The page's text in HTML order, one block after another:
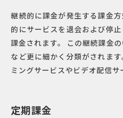
継続的に課金が発生する課金
的にサービスを退会および停
課金されます。
この継続課金
など更に細かく分類がされま
ミングサービスやビデオ配信サ
定期課金